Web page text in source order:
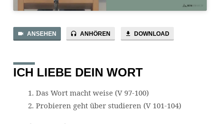
ANSEHEN ANHÖREN DOWNLOAD
ICH LIEBE DEIN WORT
Das Wort macht weise (V 97-100)
Probieren geht über studieren (V 101-104)